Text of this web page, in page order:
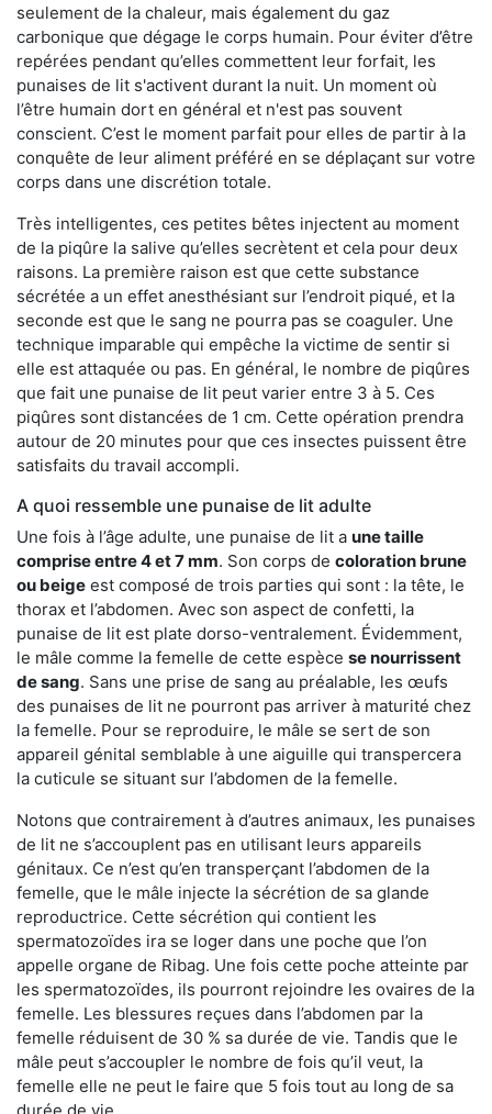
seulement de la chaleur, mais également du gaz
carbonique que dégage le corps humain. Pour éviter d’être
repérées pendant qu’elles commettent leur forfait, les
punaises de lit s'activent durant la nuit. Un moment où
l’être humain dort en général et n'est pas souvent
conscient. C’est le moment parfait pour elles de partir à la
conquête de leur aliment préféré en se déplaçant sur votre
corps dans une discrétion totale.
Très intelligentes, ces petites bêtes injectent au moment
de la piqûre la salive qu’elles secrètent et cela pour deux
raisons. La première raison est que cette substance
sécrétée a un effet anesthésiant sur l’endroit piqué, et la
seconde est que le sang ne pourra pas se coaguler. Une
technique imparable qui empêche la victime de sentir si
elle est attaquée ou pas. En général, le nombre de piqûres
que fait une punaise de lit peut varier entre 3 à 5. Ces
piqûres sont distancées de 1 cm. Cette opération prendra
autour de 20 minutes pour que ces insectes puissent être
satisfaits du travail accompli.
A quoi ressemble une punaise de lit adulte
Une fois à l’âge adulte, une punaise de lit a une taille
comprise entre 4 et 7 mm. Son corps de coloration brune
ou beige est composé de trois parties qui sont : la tête, le
thorax et l’abdomen. Avec son aspect de confetti, la
punaise de lit est plate dorso-ventralement. Évidemment,
le mâle comme la femelle de cette espèce se nourrissent
de sang. Sans une prise de sang au préalable, les œufs
des punaises de lit ne pourront pas arriver à maturité chez
la femelle. Pour se reproduire, le mâle se sert de son
appareil génital semblable à une aiguille qui transpercera
la cuticule se situant sur l’abdomen de la femelle.
Notons que contrairement à d’autres animaux, les punaises
de lit ne s’accouplent pas en utilisant leurs appareils
génitaux. Ce n’est qu’en transperçant l’abdomen de la
femelle, que le mâle injecte la sécrétion de sa glande
reproductrice. Cette sécrétion qui contient les
spermatozoïdes ira se loger dans une poche que l’on
appelle organe de Ribag. Une fois cette poche atteinte par
les spermatozoïdes, ils pourront rejoindre les ovaires de la
femelle. Les blessures reçues dans l’abdomen par la
femelle réduisent de 30 % sa durée de vie. Tandis que le
mâle peut s’accoupler le nombre de fois qu’il veut, la
femelle elle ne peut le faire que 5 fois tout au long de sa
durée de vie.